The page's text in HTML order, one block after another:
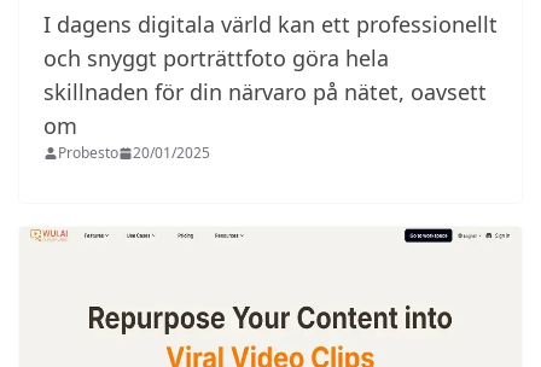
I dagens digitala värld kan ett professionellt
och snyggt porträttfoto göra hela
skillnaden för din närvaro på nätet, oavsett
om
Probesto 20/01/2025